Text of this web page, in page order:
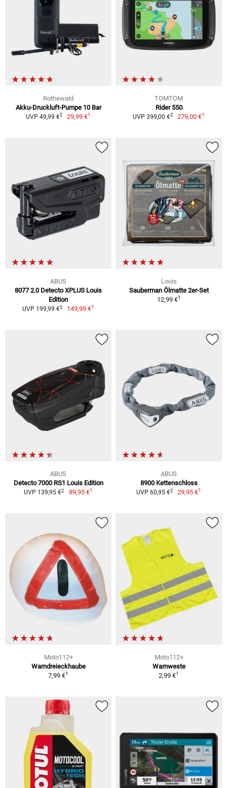
Rothewald
Akku-Druckluft-Pumpe 10 Bar
UVP 49,99 €2 29,99 €1
TOMTOM
Rider 550
UVP 399,00 €2 279,00 €1
ABUS
8077 2.0 Detecto XPLUS Louis
Edition
UVP 199,99 €2 149,99 €1
Louis
Sauberman Ölmatte 2er-Set
12,99 €1
ABUS
Detecto 7000 RS1 Louis Edition
UVP 139,95 €2 89,95 €1
ABUS
8900 Kettenschloss
UVP 60,95 €2 29,95 €1
Moto112+
Warndreieckhaube
7,99 €1
Moto112+
Warnweste
2,99 €1